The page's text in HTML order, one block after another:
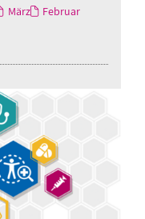
März
Februar